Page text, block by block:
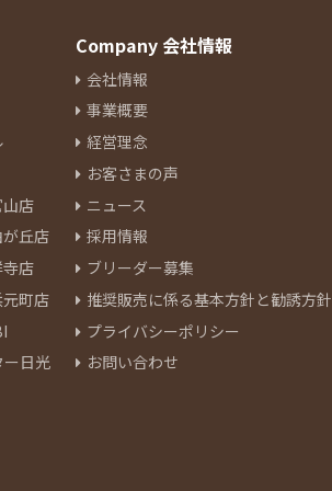
店
丘店
店
町店
日光
Company 会社情報
会社情報
事業概要
経営理念
お客さまの声
ニュース
採用情報
ブリーダー募集
推奨販売に係る基本方針と勧誘方針
プライバシーポリシー
お問い合わせ